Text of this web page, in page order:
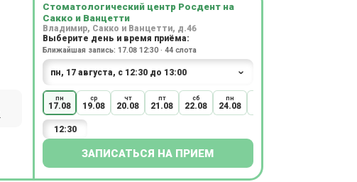
Стоматологический центр Росдент на
Сакко и Ванцетти
Владимир, Сакко и Ванцетти, д.46
Выберите день и время приёма:
Ближайшая запись: 17.08 12:30 · 44 слота
пн
17.08
ср
19.08
чт
20.08
пт
21.08
сб
22.08
пн
24.08
12:30
ЗАПИСАТЬСЯ НА ПРИЕМ